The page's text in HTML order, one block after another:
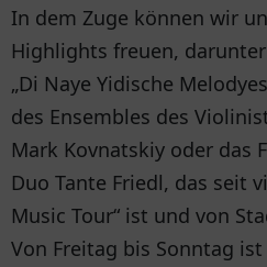
In dem Zuge können wir
Highlights freuen,
„Di Naye Yidische
des Ensembles des
Mark Kovnatskiy oder das
Duo Tante Friedl, das seit
Music Tour“ ist und von
Von Freitag bis Sonntag